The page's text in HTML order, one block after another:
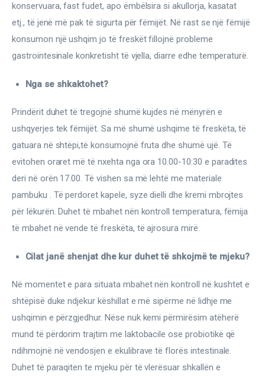
COVID-19
Semundjet e zemres
Të njohim ilaçet/suplementet
konservuara, fast fudet, apo ëmbëlsira si akullorja, kasatat
etj., të jenë më pak të sigurta për fëmijët. Në rast se një fëmijë
konsumon një ushqim jo të freskët fillojnë probleme
gastrointesinale konkretisht të vjella, diarre edhe temperaturë.
Nga se shkaktohet?
Prindërit duhet të tregojnë shumë kujdes në mënyrën e
ushqyerjes tek fëmijët. Sa më shumë ushqime të freskëta, të
gatuara në shtëpi,të konsumojnë fruta dhe shumë ujë. Të
evitohen oraret më të nxehta nga ora 10.00-10:30 e paradites
deri në orën 17.00. Të vishen sa më lehtë me materiale
pambuku . Të perdoret kapele, syze dielli dhe kremi mbrojtes
për lëkurën. Duhet të mbahet nën kontroll temperatura, fëmija
të mbahet në vende të freskëta, të ajrosura mirë.
Cilat janë shenjat dhe kur duhet të shkojmë te mjeku?
Në momentet e para situata mbahet nën kontroll në kushtet e
shtëpisë duke ndjekur këshillat e më sipërme në lidhje me
ushqimin e përzgjedhur. Nëse nuk kemi përmirësim atëherë
mund të përdorim trajtim me laktobacile ose probiotikë që
ndihmojnë në vendosjen e ekulibrave të florës intestinale.
Duhet të paraqiten te mjeku për të vlerësuar shkallën e